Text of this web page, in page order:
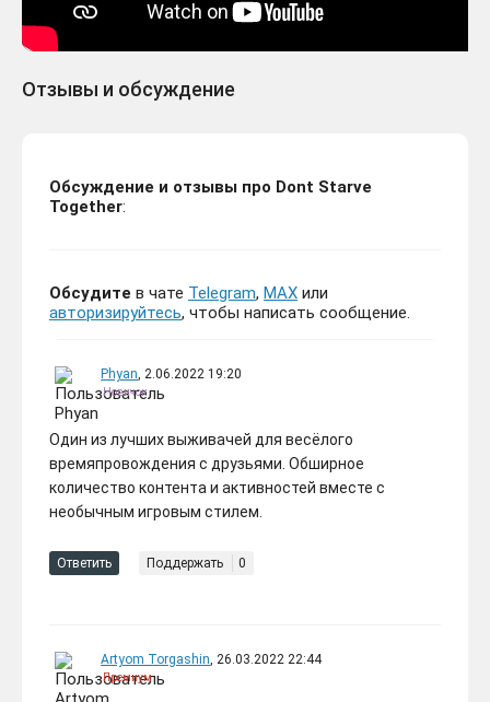
Отзывы и обсуждение
Обсуждение и отзывы про Dont Starve
Together:
Обсудите в чате Telegram, MAX или
авторизируйтесь, чтобы написать сообщение.
Phyan, 2.06.2022 19:20
Новичок
Один из лучших выживачей для весёлого
времяпровождения с друзьями. Обширное
количество контента и активностей вместе с
необычным игровым стилем.
Ответить Поддержать 0
Artyom Torgashin, 26.03.2022 22:44
Премиум